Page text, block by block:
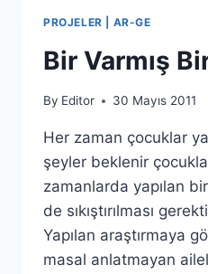
PROJELER | AR-GE
Bir Varmış
By Editor 30 Mayıs 2011
Her zaman çocuklar
şeyler beklenir çocuklar
zamanlarda yapılan
de sıkıştırılması
Yapılan araştırmaya
masal anlatmayan